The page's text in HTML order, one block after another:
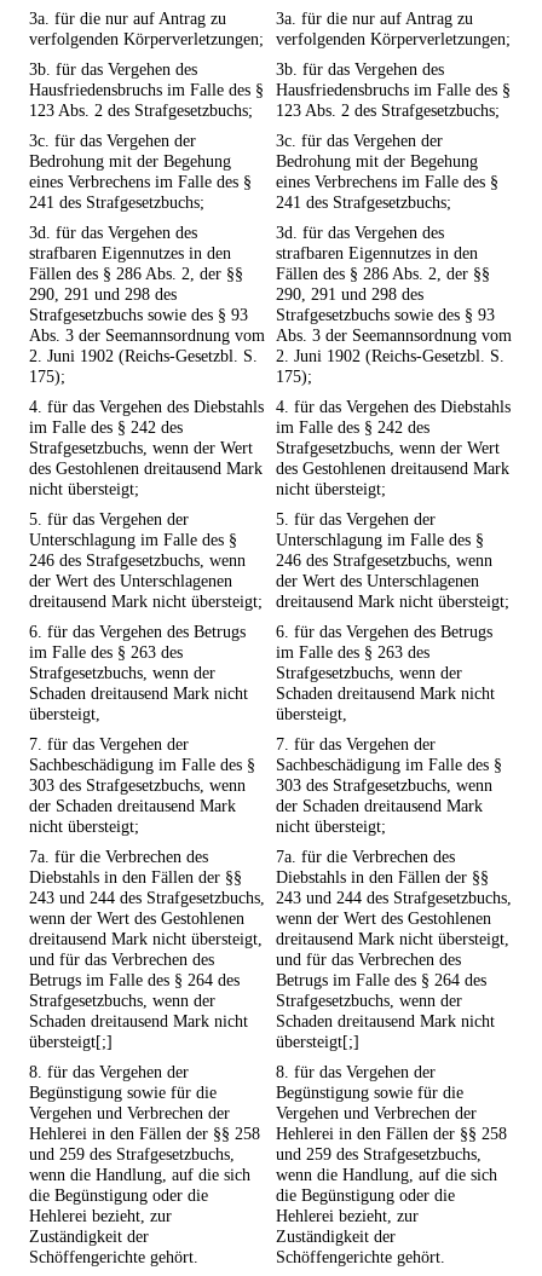
3a. für die nur auf Antrag zu
verfolgenden Körperverletzungen;
3a. für die nur auf Antrag zu
verfolgenden Körperverletzungen;
3b. für das Vergehen des
Hausfriedensbruchs im Falle des §
123 Abs. 2 des Strafgesetzbuchs;
3b. für das Vergehen des
Hausfriedensbruchs im Falle des §
123 Abs. 2 des Strafgesetzbuchs;
3c. für das Vergehen der
Bedrohung mit der Begehung
eines Verbrechens im Falle des §
241 des Strafgesetzbuchs;
3c. für das Vergehen der
Bedrohung mit der Begehung
eines Verbrechens im Falle des §
241 des Strafgesetzbuchs;
3d. für das Vergehen des
strafbaren Eigennutzes in den
Fällen des § 286 Abs. 2, der §§
290, 291 und 298 des
Strafgesetzbuchs sowie des § 93
Abs. 3 der Seemannsordnung vom
2. Juni 1902 (Reichs-Gesetzbl. S.
175);
3d. für das Vergehen des
strafbaren Eigennutzes in den
Fällen des § 286 Abs. 2, der §§
290, 291 und 298 des
Strafgesetzbuchs sowie des § 93
Abs. 3 der Seemannsordnung vom
2. Juni 1902 (Reichs-Gesetzbl. S.
175);
4. für das Vergehen des Diebstahls
im Falle des § 242 des
Strafgesetzbuchs, wenn der Wert
des Gestohlenen dreitausend Mark
nicht übersteigt;
4. für das Vergehen des Diebstahls
im Falle des § 242 des
Strafgesetzbuchs, wenn der Wert
des Gestohlenen dreitausend Mark
nicht übersteigt;
5. für das Vergehen der
Unterschlagung im Falle des §
246 des Strafgesetzbuchs, wenn
der Wert des Unterschlagenen
dreitausend Mark nicht übersteigt;
5. für das Vergehen der
Unterschlagung im Falle des §
246 des Strafgesetzbuchs, wenn
der Wert des Unterschlagenen
dreitausend Mark nicht übersteigt;
6. für das Vergehen des Betrugs
im Falle des § 263 des
Strafgesetzbuchs, wenn der
Schaden dreitausend Mark nicht
übersteigt,
6. für das Vergehen des Betrugs
im Falle des § 263 des
Strafgesetzbuchs, wenn der
Schaden dreitausend Mark nicht
übersteigt,
7. für das Vergehen der
Sachbeschädigung im Falle des §
303 des Strafgesetzbuchs, wenn
der Schaden dreitausend Mark
nicht übersteigt;
7. für das Vergehen der
Sachbeschädigung im Falle des §
303 des Strafgesetzbuchs, wenn
der Schaden dreitausend Mark
nicht übersteigt;
7a. für die Verbrechen des
Diebstahls in den Fällen der §§
243 und 244 des Strafgesetzbuchs,
wenn der Wert des Gestohlenen
dreitausend Mark nicht übersteigt,
und für das Verbrechen des
Betrugs im Falle des § 264 des
Strafgesetzbuchs, wenn der
Schaden dreitausend Mark nicht
übersteigt[;]
7a. für die Verbrechen des
Diebstahls in den Fällen der §§
243 und 244 des Strafgesetzbuchs,
wenn der Wert des Gestohlenen
dreitausend Mark nicht übersteigt,
und für das Verbrechen des
Betrugs im Falle des § 264 des
Strafgesetzbuchs, wenn der
Schaden dreitausend Mark nicht
übersteigt[;]
8. für das Vergehen der
Begünstigung sowie für die
Vergehen und Verbrechen der
Hehlerei in den Fällen der §§ 258
und 259 des Strafgesetzbuchs,
wenn die Handlung, auf die sich
die Begünstigung oder die
Hehlerei bezieht, zur
Zuständigkeit der
Schöffengerichte gehört.
8. für das Vergehen der
Begünstigung sowie für die
Vergehen und Verbrechen der
Hehlerei in den Fällen der §§ 258
und 259 des Strafgesetzbuchs,
wenn die Handlung, auf die sich
die Begünstigung oder die
Hehlerei bezieht, zur
Zuständigkeit der
Schöffengerichte gehört.